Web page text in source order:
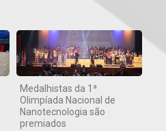
Medalhistas da 1ª
Olimpíada Nacional de
Nanotecnologia são
premiados